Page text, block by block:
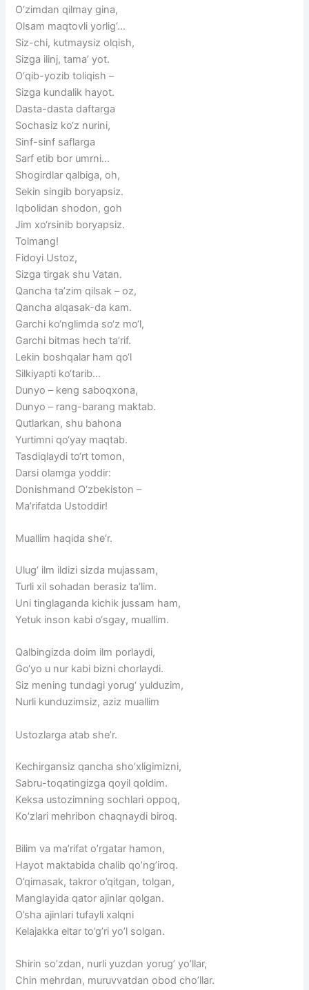
O‘zimdan qilmay gina,
Olsam maqtovli yorlig‘…
Siz-chi, kutmaysiz olqish,
Sizga ilinj, tama’ yot.
O‘qib-yozib toliqish –
Sizga kundalik hayot.
Dasta-dasta daftarga
Sochasiz ko‘z nurini,
Sinf-sinf saflarga
Sarf etib bor umrni…
Shogirdlar qalbiga, oh,
Sekin singib boryapsiz.
Iqbolidan shodon, goh
Jim xo‘rsinib boryapsiz.
Tolmang!
Fidoyi Ustoz,
Sizga tirgak shu Vatan.
Qancha ta’zim qilsak – oz,
Qancha alqasak-da kam.
Garchi ko‘nglimda so‘z mo‘l,
Garchi bitmas hech ta’rif.
Lekin boshqalar ham qo‘l
Silkiyapti ko‘tarib…
Dunyo – keng saboqxona,
Dunyo – rang-barang maktab.
Qutlarkan, shu bahona
Yurtimni qo‘yay maqtab.
Tasdiqlaydi to‘rt tomon,
Darsi olamga yoddir:
Donishmand O‘zbekiston –
Ma’rifatda Ustoddir!
Muallim haqida she’r.
Ulug‘ ilm ildizi sizda mujassam,
Turli xil sohadan berasiz ta’lim.
Uni tinglaganda kichik jussam ham,
Yetuk inson kabi o‘sgay, muallim.
Qalbingizda doim ilm porlaydi,
Go‘yo u nur kabi bizni chorlaydi.
Siz mening tundagi yorug‘ yulduzim,
Nurli kunduzimsiz, aziz muallim
Ustozlarga atab she’r.
Kechirgansiz qancha sho’xligimizni,
Sabru-toqatingizga qoyil qoldim.
Keksa ustozimning sochlari oppoq,
Ko’zlari mehribon chaqnaydi biroq.
Bilim va ma’rifat o’rgatar hamon,
Hayot maktabida chalib qo’ng’iroq.
O’qimasak, takror o’qitgan, tolgan,
Manglayida qator ajinlar qolgan.
O’sha ajinlari tufayli xalqni
Kelajakka eltar to’g’ri yo’l solgan.
Shirin so’zdan, nurli yuzdan yorug’ yo’llar,
Chin mehrdan, muruvvatdan obod cho’llar.